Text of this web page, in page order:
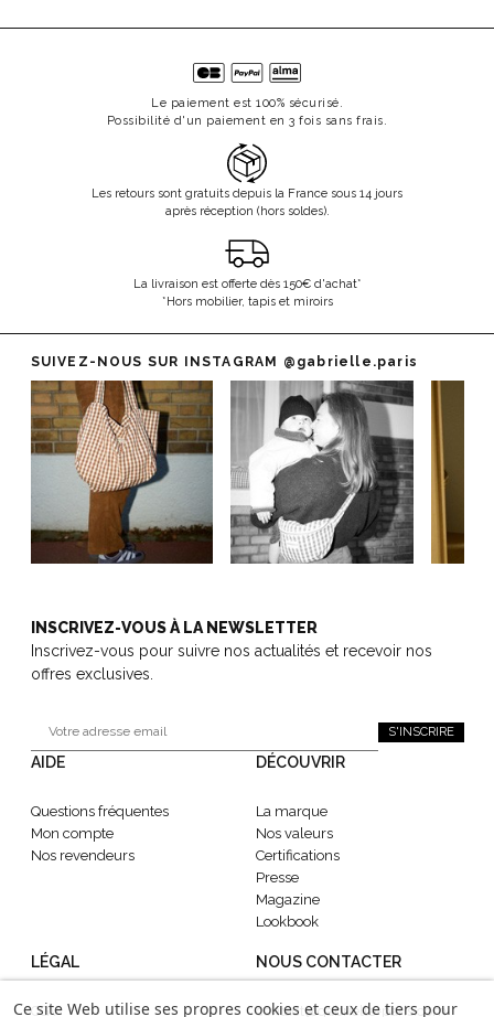
Le paiement est 100% sécurisé.
Possibilité d'un paiement en 3 fois sans frais.
Les retours sont gratuits depuis la France sous 14 jours
après réception (hors soldes).
La livraison est offerte dès 150€ d'achat*
*Hors mobilier, tapis et miroirs
SUIVEZ-NOUS SUR INSTAGRAM @gabrielle.paris
INSCRIVEZ-VOUS À LA NEWSLETTER
Inscrivez-vous pour suivre nos actualités et recevoir nos
offres exclusives.
S'INSCRIRE
AIDE
Questions fréquentes
Mon compte
Nos revendeurs
DÉCOUVRIR
La marque
Nos valeurs
Certifications
Presse
Magazine
Lookbook
LÉGAL
CGV
NOUS CONTACTER
contact@gabrielle-paris.com
Ce site Web utilise ses propres cookies et ceux de tiers pour